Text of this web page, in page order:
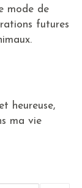
mode de
futures
heureuse,
ma vie